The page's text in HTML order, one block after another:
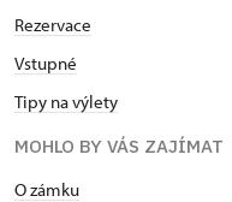
Rezervace
Vstupné
Tipy na výlety
MOHLO BY VÁS ZAJÍMAT
O zámku